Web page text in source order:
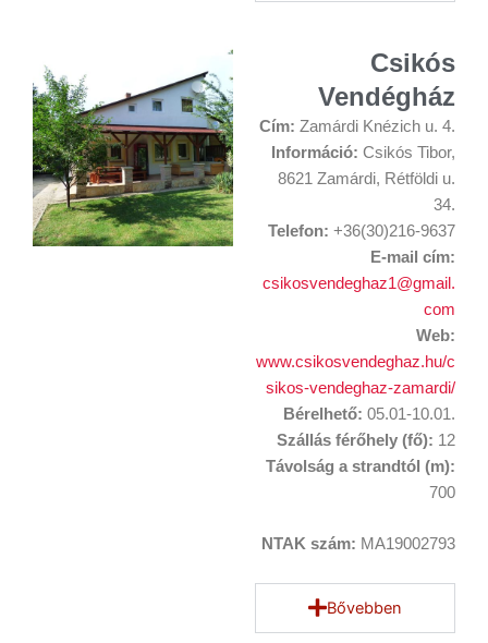
Csikós
Vendégház
Cím: Zamárdi Knézich u. 4.
Információ: Csikós Tibor,
8621 Zamárdi, Rétföldi u.
34.
Telefon: +36(30)216-9637
E-mail cím:
csikosvendeghaz1@gmail.
com
Web:
www.csikosvendeghaz.hu/c
sikos-vendeghaz-zamardi/
Bérelhető: 05.01-10.01.
Szállás férőhely (fő): 12
Távolság a strandtól (m):
700
NTAK szám: MA19002793
Bővebben